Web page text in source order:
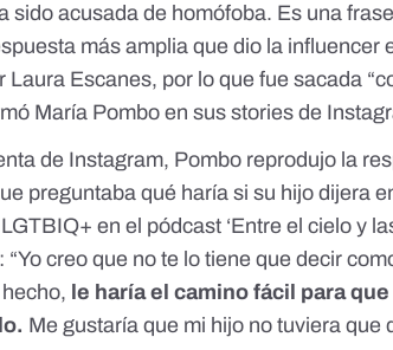
sido acusada de homófoba. Es una
más amplia que dio la influencer
Laura Escanes, por lo que fue sacada
María Pombo ensus stories de
de Instagram, Pombo reprodujo la
preguntaba qué haría si su hijo dijera
en el pódcast ‘Entre el cielo y
“Yo creo que no te lo tiene que decir
le haría el camino fácil para
Me gustaría que mi hijo no tuviera que